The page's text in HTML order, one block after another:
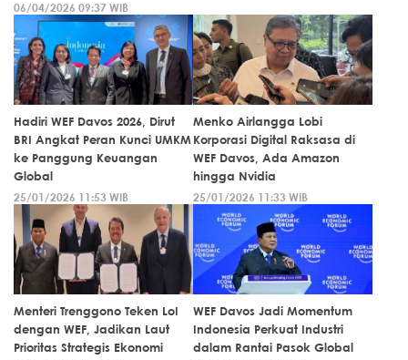
06/04/2026 09:37 WIB
Hadiri WEF Davos 2026, Dirut
BRI Angkat Peran Kunci UMKM
ke Panggung Keuangan
Global
25/01/2026 11:53 WIB
Menko Airlangga Lobi
Korporasi Digital Raksasa di
WEF Davos, Ada Amazon
hingga Nvidia
25/01/2026 11:33 WIB
Menteri Trenggono Teken LoI
dengan WEF, Jadikan Laut
Prioritas Strategis Ekonomi
WEF Davos Jadi Momentum
Indonesia Perkuat Industri
dalam Rantai Pasok Global